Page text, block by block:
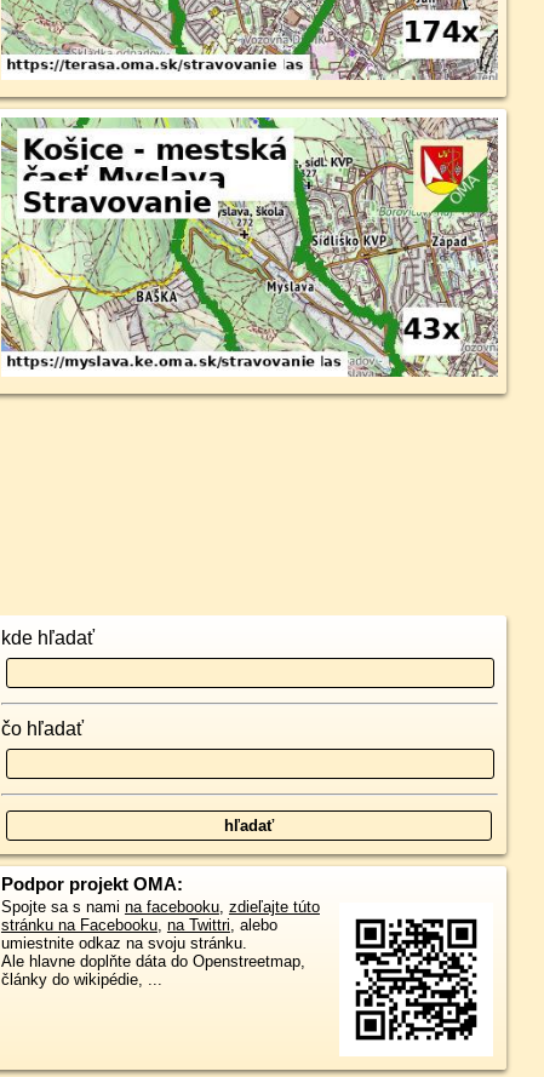
kde hľadať
čo hľadať
Podpor projekt OMA:
Spojte sa s nami na facebooku, zdieľajte túto
stránku na Facebooku, na Twittri, alebo
umiestnite odkaz na svoju stránku.
Ale hlavne doplňte dáta do Openstreetmap,
články do wikipédie, ...